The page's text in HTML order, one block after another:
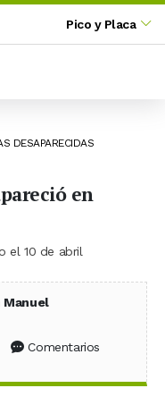
Pico y Placa
DESAPARECIDAS
en
el 10 de abril
Manuel
en Facebook
en X (Twitter)
en WhatsApp
Comentarios